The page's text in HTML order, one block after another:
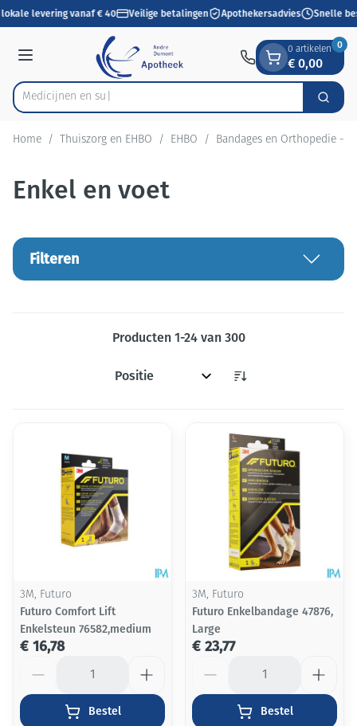
Ga naar de inhoud
1 van 1
levering vanaf € 40 Veilige betalingen Apothekersadvies Snelle
Menu
Product, merk, categorie... Zoek
0 artikelen
€ 0,00
0
Home / Thuiszorg en EHBO / EHBO / Bandages en Orthopedie -
Enkel en voet
Filteren
Producten 1-24van 300
Sorteer op:
3M, Futuro
Futuro Comfort Lift
Enkelsteun 76582,medium
€ 16,78
Bestel
3M, Futuro
Futuro Enkelbandage 47876,
Large
€ 23,77
Bestel